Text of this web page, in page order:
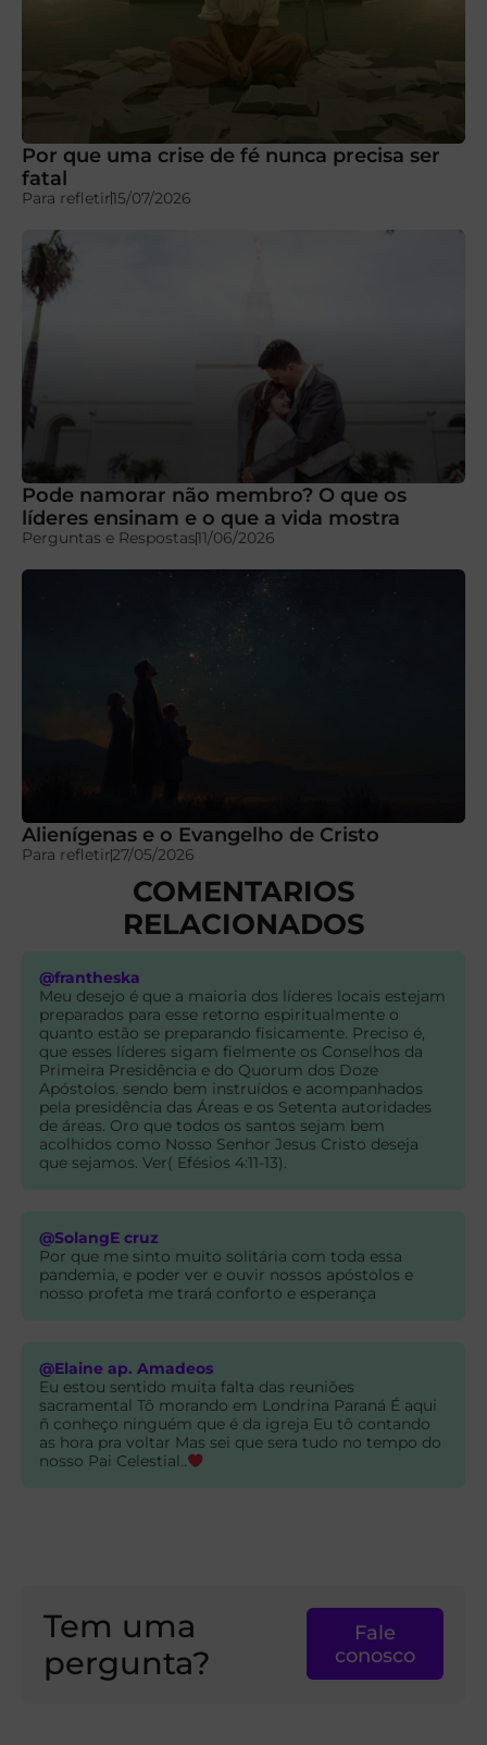
Por que uma crise de fé nunca precisa ser
fatal
Para refletir15/07/2026
Pode namorar não membro? O que os
líderes ensinam e o que a vida mostra
Perguntas e Respostas11/06/2026
Alienígenas e o Evangelho de Cristo
Para refletir27/05/2026
COMENTARIOS
RELACIONADOS
@frantheska
Meu desejo é que a maioria dos líderes locais estejam
preparados para esse retorno espiritualmente o
quanto estão se preparando fisicamente. Preciso é,
que esses líderes sigam fielmente os Conselhos da
Primeira Presidência e do Quorum dos Doze
Apóstolos. sendo bem instruídos e acompanhados
pela presidência das Áreas e os Setenta autoridades
de áreas. Oro que todos os santos sejam bem
acolhidos como Nosso Senhor Jesus Cristo deseja
que sejamos. Ver( Efésios 4:11-13).
@SolangE cruz
Por que me sinto muito solitária com toda essa
pandemia, e poder ver e ouvir nossos apóstolos e
nosso profeta me trará conforto e esperança
@Elaine ap. Amadeos
Eu estou sentido muita falta das reuniões
sacramental Tô morando em Londrina Paraná É aqui
ñ conheço ninguém que é da igreja Eu tô contando
as hora pra voltar Mas sei que sera tudo no tempo do
nosso Pai Celestial..
Tem uma
pergunta?
Fale
conosco